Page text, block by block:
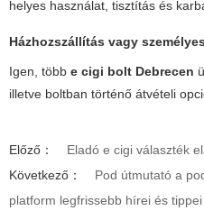
helyes használat, tisztítás és
Házhozszállítás vagy
Igen, több e cigi bolt Debrecen
illetve boltban történő átvételi
Előző：
Eladó e cigi választék
Következő：
Pod útmutató a
platform legfrissebb hírei és tippei